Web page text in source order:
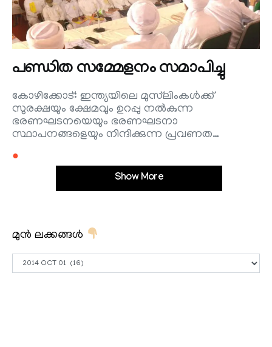
പണ്ഡിത സമ്മേളനം സമാപിച്ചു
കോഴിക്കോട്: ഇന്ത്യയിലെ മുസ്‌ലിംകള്‍ക്ക്
സുരക്ഷയും ക്ഷേമവും ഉറപ്പു നല്‍കുന്ന
ഭരണഘടനയെയും ഭരണഘടനാ
സ്ഥാപനങ്ങളെയും നിന്ദിക്കുന്ന പ്രവണത…
●
Show More
മുൻ ലക്കങ്ങൾ